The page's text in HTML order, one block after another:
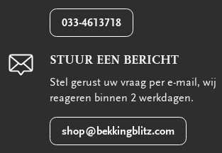
033-4613718
STUUR EEN BERICHT
Stel gerust uw vraag per e-mail, wij
reageren binnen 2 werkdagen.
shop@bekkingblitz.com